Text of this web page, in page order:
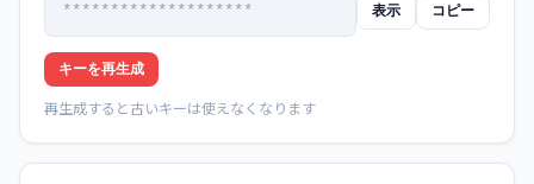
******************** 表示 コピー
キーを再生成
再生成すると古いキーは使えなくなります